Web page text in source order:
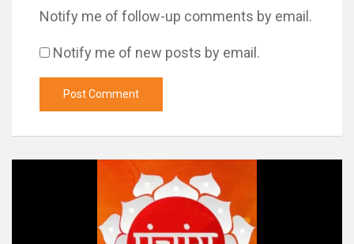
Notify me of follow-up comments by email.
Notify me of new posts by email.